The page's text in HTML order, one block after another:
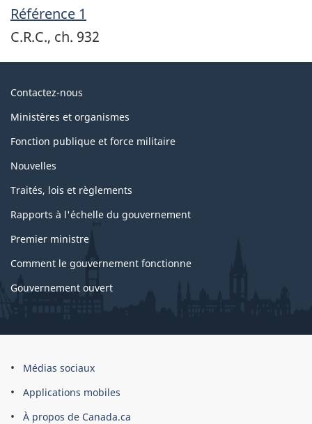
Référence 1
C.R.C., ch. 932
Au
du
gouvernement
Contactez-nous
Ministères et organismes
Fonction publique et force militaire
Nouvelles
Traités, lois et règlements
Rapports à l'échelle du gouvernement
Premier ministre
Comment le gouvernement fonctionne
Gouvernement ouvert
À
propos
du
Médias sociaux
Applications mobiles
À propos de Canada.ca